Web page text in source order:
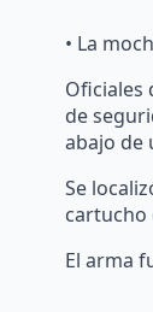
• La
Oficiales
de
abajo de
Se
cartucho
El arma